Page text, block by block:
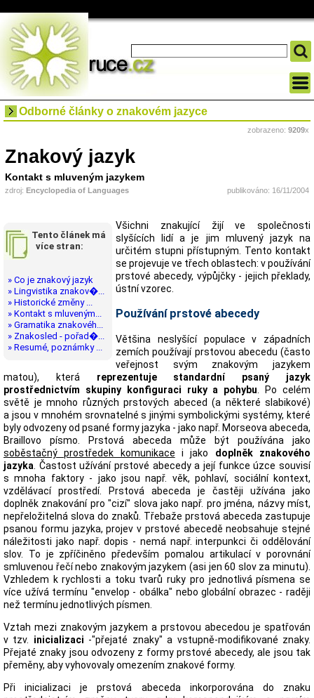
Odborné články o znakovém jazyce
zobrazeno: 9209x
Znakový jazyk
Kontakt s mluveným jazykem
zdroj: Encyclopedia of Languages publikováno: 16/11/2004
Tento článek má
více stran:
» Co je znakový jazyk
» Lingvistika znakov�...
» Historické změny ...
» Kontakt s mluveným...
» Gramatika znakovéh...
» Znakosled - pořad�...
» Resumé, poznámky ...
Všichni znakující žijí ve společnosti
slyšících lidí a je jim mluvený jazyk na
určitém stupni přístupným. Tento kontakt
se projevuje ve třech oblastech: v používání
prstové abecedy, výpůjčky - jejich překlady,
ústní vzorec.
Používání prstové abecedy
Většina neslyšící populace v západních
zemích používají prstovou abecedu (často
veřejnost svým znakovým jazykem
matou), která reprezentuje standardní psaný jazyk
prostřednictvím skupiny konfiguraci ruky a pohybu . Po celém
světě je mnoho různých prstových abeced (a některé slabikové)
a jsou v mnohém srovnatelné s jinými symbolickými systémy, které
byly odvozeny od psané formy jazyka - jako např. Morseova abeceda,
Braillovo písmo. Prstová abeceda může být používána jako
soběstačný prostředek komunikace i jako doplněk znakového
jazyka . Častost užívání prstové abecedy a její funkce úzce souvisí
s mnoha faktory - jako jsou např. věk, pohlaví, sociální kontext,
vzdělávací prostředí. Prstová abeceda je častěji užívána jako
doplněk znakování pro "cizí" slova jako např. pro jména, názvy míst,
nepřeložitelná slova do znaků. Třebaže prstová abeceda zastupuje
psanou formu jazyka, projev v prstové abecedě neobsahuje stejné
náležitosti jako např. dopis - nemá např. interpunkci či oddělování
slov. To je zpříčiněno především pomalou artikulací v porovnání
smluvenou řečí nebo znakovým jazykem (asi jen 60 slov za minutu).
Vzhledem k rychlosti a toku tvarů ruky pro jednotlivá písmena se
více užívá termínu "envelop - obálka" nebo globální obrazec - raději
než termínu jednotlivých písmen.
Vztah mezi znakovým jazykem a prstovou abecedou je spatřován
v tzv. inicializaci -"přejaté znaky" a vstupně-modifikované znaky.
Přejaté znaky jsou odvozeny z formy prstové abecedy, ale jsou tak
přeměny, aby vyhovovaly omezením znakové formy.
Při inicializaci je prstová abeceda inkorporována do znaku